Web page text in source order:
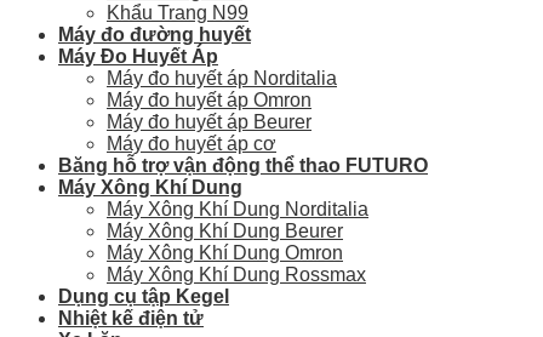
Khẩu Trang N99
Máy đo đường huyết
Máy Đo Huyết Áp
Máy đo huyết áp Norditalia
Máy đo huyết áp Omron
Máy đo huyết áp Beurer
Máy đo huyết áp cơ
Băng hỗ trợ vận động thể thao FUTURO
Máy Xông Khí Dung
Máy Xông Khí Dung Norditalia
Máy Xông Khí Dung Beurer
Máy Xông Khí Dung Omron
Máy Xông Khí Dung Rossmax
Dụng cụ tập Kegel
Nhiệt kế điện tử